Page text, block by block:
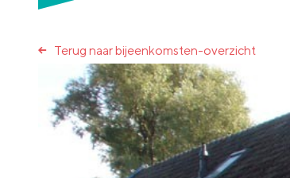
Terug naar bijeenkomsten-overzicht